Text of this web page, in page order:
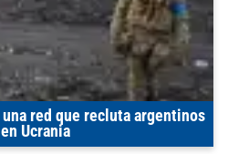
red que recluta argentinos
Ucrania